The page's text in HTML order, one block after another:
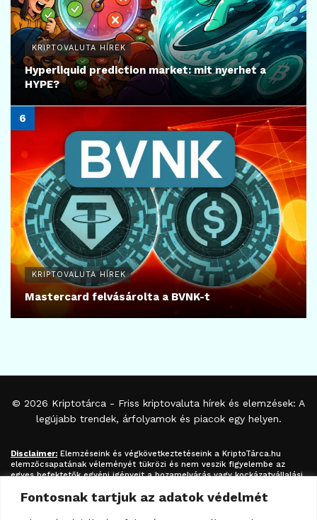
Fontosnak tartjuk az adatok védelmét
KRIPTOVALUTA HÍREK
Hyperliquid prediction market: mit nyerhet a
HYPE?
KRIPTOVALUTA HÍREK
Mastercard felvásárolta a BVNK-t
© 2026 Kriptotárca - Friss kriptovaluta hírek és elemzések: A
legújabb trendek, árfolyamok és piacok egy helyen.
Disclaimer: Elemzéseink és végkövetkeztetéseink a KriptoTárca.hu
elemzőcsapatának véleményét tükrözi és nem veszik figyelembe az
egyes befektetők egyéni igényeit a hozamelvárás vagy kockázatvállalási
befektetési tanácsadásnak, befektetési ajánlásnak, értékpapír /
kriptovaluta / token / ICO / cloud mining stb. jegyzésére / vételére /
eladására vonatkozó felhívásnak azok kizárólag tájékoztatásul